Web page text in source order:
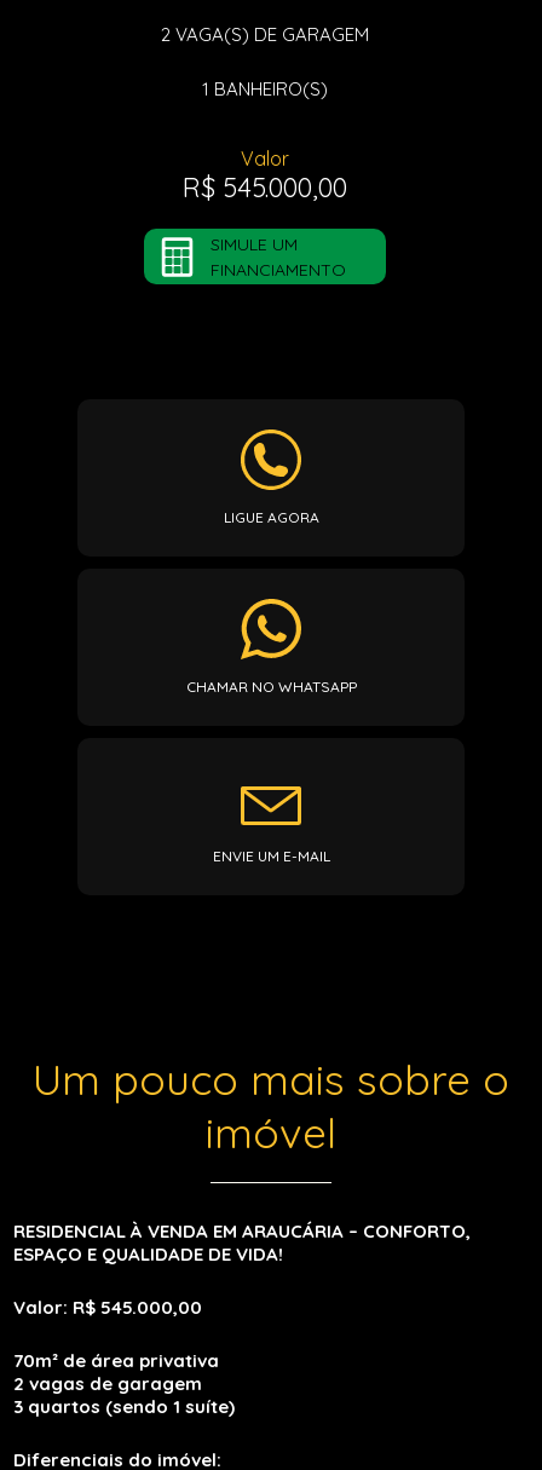
2 VAGA(S) DE GARAGEM
1 BANHEIRO(S)
Valor
R$ 545.000,00
SIMULE UM
FINANCIAMENTO
LIGUE AGORA
CHAMAR NO WHATSAPP
ENVIE UM E-MAIL
Um pouco mais sobre o
imóvel
RESIDENCIAL À VENDA EM ARAUCÁRIA – CONFORTO,
ESPAÇO E QUALIDADE DE VIDA!
Valor: R$ 545.000,00
70m² de área privativa
2 vagas de garagem
3 quartos (sendo 1 suíte)
Diferenciais do imóvel: